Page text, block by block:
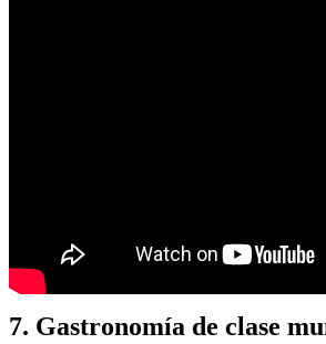
7. Gastronomía de clase